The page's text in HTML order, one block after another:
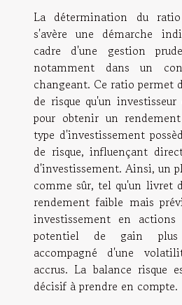
La détermination du ratio
s'avère une démarche
cadre d'une gestion
notamment dans un
changeant. Ce ratio permet
de risque qu'un
pour obtenir un
type d'investissement
de risque, influençant
d'investissement. Ainsi, un
comme sûr, tel qu'un livret
rendement faible mais
investissement en
potentiel de gain plus
accompagné d'une
accrus. La balance risque
décisif à prendre en compte.